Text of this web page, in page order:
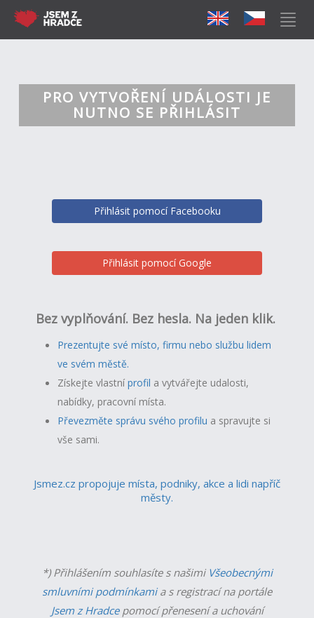
PRO VYTVOŘENÍ UDÁLOSTI JE
NUTNO SE PŘIHLÁSIT
Přihlásit pomocí Facebooku
Přihlásit pomocí Google
Bez vyplňování. Bez hesla. Na jeden klik.
Prezentujte své místo, firmu nebo službu lidem
ve svém městě.
Získejte vlastníprofil a vytvářejte udalosti,
nabídky, pracovní místa.
Převezměte správu svého profilu a spravujte si
vše sami.
Jsmez.cz propojuje místa, podniky, akce a lidi napříč
městy.
*) Přihlášením souhlasíte s našimi Všeobecnými
smluvními podmínkamia s registrací na portále
Jsem z Hradcepomocí přenesení a uchování